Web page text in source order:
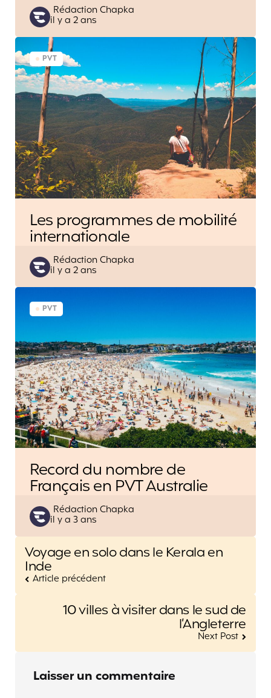
Posted
by
Rédaction Chapka
il y a 2 ans
PVT
Les programmes de mobilité
internationale
Posted
by
Rédaction Chapka
il y a 2 ans
PVT
Record du nombre de
Français en PVT Australie
Posted
by
Rédaction Chapka
il y a 3 ans
Post
navigation
Voyage en solo dans le Kerala en
Inde
Article précédent
10 villes à visiter dans le sud de
l’Angleterre
Next Post
Laisser un commentaire